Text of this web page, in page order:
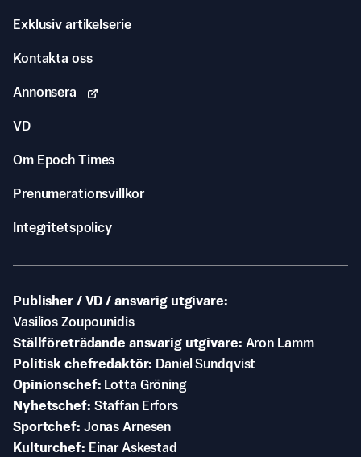
Exklusiv artikelserie
Kontakta oss
Annonsera
VD
Om Epoch Times
Prenumerationsvillkor
Integritetspolicy
Publisher / VD / ansvarig utgivare
Vasilios Zoupounidis
Ställföreträdande ansvarig utgivare Aron Lamm
Politisk chefredaktör
Daniel Sundqvist
Opinionschef
Lotta Gröning
Nyhetschef Staffan Erfors
Sportchef Jonas Arnesen
Kulturchef
Einar Askestad